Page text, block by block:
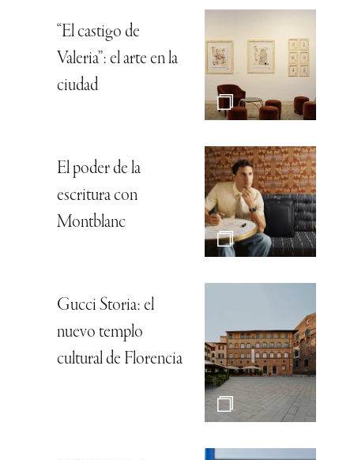
“El castigo de
Valeria”: el arte en la
ciudad
El poder de la
escritura con
Montblanc
Gucci Storia: el
nuevo templo
cultural de Florencia